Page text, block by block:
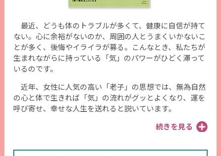
最近、どうも体のトラブルが多くて、健康に自信が持て
ない。心に余裕がないのか、周囲の人とうまくいかないこ
とが多く、後悔やイライラが募る。こんなとき、私たちが
生まれながらに持っている「気」のパワーがひどく滞って
いるのです。
近年、女性に人気の高い「老子」の思想では、無為自然
の心と体で生きれば「気」の流れがグッとよくなり、運を
呼び寄せ、幸せな人生を送れると説いています。
続きを見る